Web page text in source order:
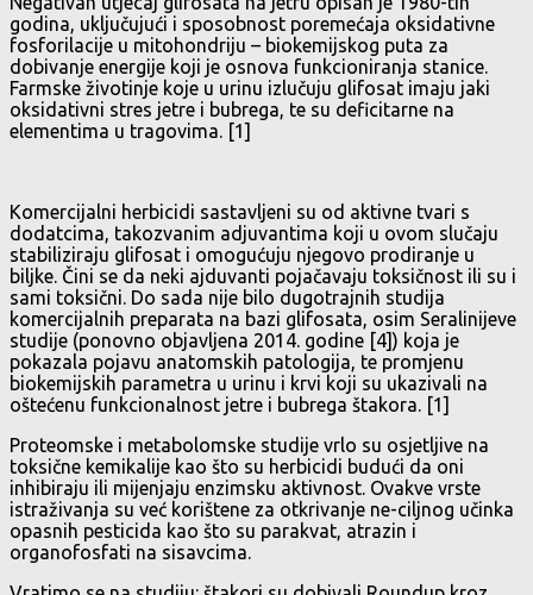
godina, uključujući i sposobnost poremećaja oksidativne
fosforilacije u mitohondriju – biokemijskog puta za
dobivanje energije koji je osnova funkcioniranja stanice.
Farmske životinje koje u urinu izlučuju glifosat imaju jaki
oksidativni stres jetre i bubrega, te su deficitarne na
elementima u tragovima. [1]
Komercijalni herbicidi sastavljeni su od aktivne tvari s
dodatcima, takozvanim adjuvantima koji u ovom slučaju
stabiliziraju glifosat i omogućuju njegovo prodiranje u
biljke. Čini se da neki ajduvanti pojačavaju toksičnost ili su i
sami toksični. Do sada nije bilo dugotrajnih studija
komercijalnih preparata na bazi glifosata, osim Seralinijeve
studije (ponovno objavljena 2014. godine [4]) koja je
pokazala pojavu anatomskih patologija, te promjenu
biokemijskih parametra u urinu i krvi koji su ukazivali na
oštećenu funkcionalnost jetre i bubrega štakora. [1]
Proteomske i metabolomske studije vrlo su osjetljive na
toksične kemikalije kao što su herbicidi budući da oni
inhibiraju ili mijenjaju enzimsku aktivnost. Ovakve vrste
istraživanja su već korištene za otkrivanje ne-ciljnog učinka
opasnih pesticida kao što su parakvat, atrazin i
organofosfati na sisavcima.